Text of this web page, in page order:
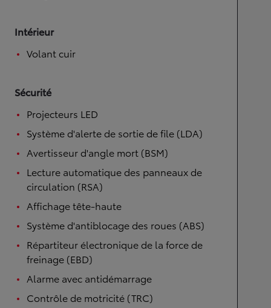
Intérieur
Volant cuir
Sécurité
Projecteurs LED
Système d'alerte de sortie de file (LDA)
Avertisseur d'angle mort (BSM)
Lecture automatique des panneaux de
circulation (RSA)
Affichage tête-haute
Système d'antiblocage des roues (ABS)
Répartiteur électronique de la force de
freinage (EBD)
Alarme avec antidémarrage
Contrôle de motricité (TRC)